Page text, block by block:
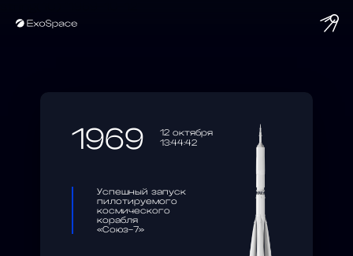
1969
12 октября
13:44:42
Успешный запуск
пилотируемого
космического
корабля
«Союз-7»